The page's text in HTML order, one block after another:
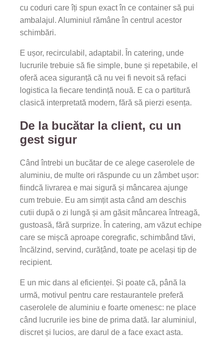
cu coduri care îți spun exact în ce container să pui
ambalajul. Aluminiul rămâne în centrul acestor
schimbări.
E ușor, recirculabil, adaptabil. În catering, unde
lucrurile trebuie să fie simple, bune și repetabile, el
oferă acea siguranță că nu vei fi nevoit să refaci
logistica la fiecare tendință nouă. E ca o partitură
clasică interpretată modern, fără să pierzi esența.
De la bucătar la client, cu un
gest sigur
Când întrebi un bucătar de ce alege caserolele de
aluminiu, de multe ori răspunde cu un zâmbet ușor:
fiindcă livrarea e mai sigură și mâncarea ajunge
cum trebuie. Eu am simțit asta când am deschis
cutii după o zi lungă și am găsit mâncarea întreagă,
gustoasă, fără surprize. În catering, am văzut echipe
care se mișcă aproape coregrafic, schimbând tăvi,
încălzind, servind, curățând, toate pe același tip de
recipient.
E un mic dans al eficienței. Și poate că, până la
urmă, motivul pentru care restaurantele preferă
caserolele de aluminiu e foarte omenesc: ne place
când lucrurile ies bine de prima dată. Iar aluminiul,
discret și lucios, are darul de a face exact asta.